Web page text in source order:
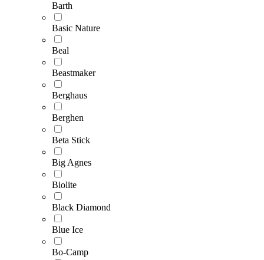
Barth
Basic Nature
Beal
Beastmaker
Berghaus
Berghen
Beta Stick
Big Agnes
Biolite
Black Diamond
Blue Ice
Bo-Camp